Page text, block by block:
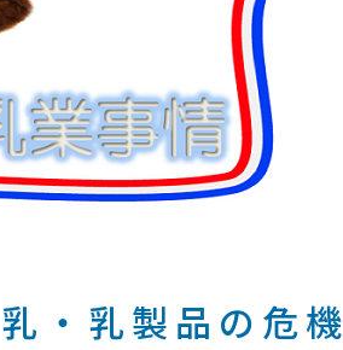
・乳製品の危機